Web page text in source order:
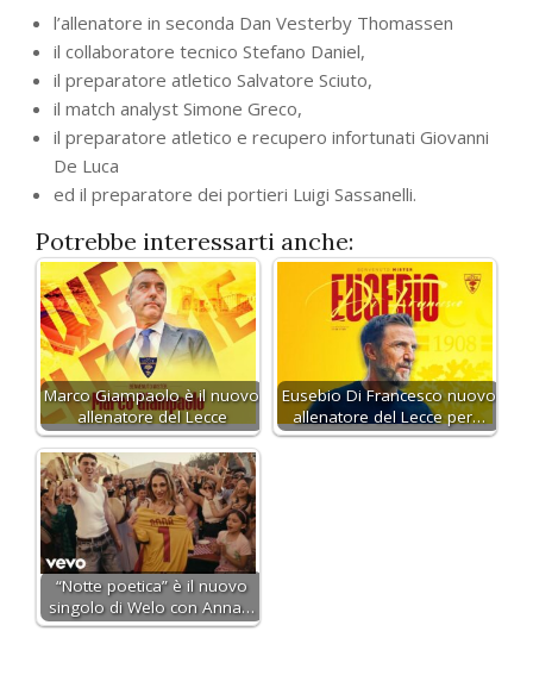
l’allenatore in seconda Dan Vesterby Thomassen
il collaboratore tecnico Stefano Daniel,
il preparatore atletico Salvatore Sciuto,
il match analyst Simone Greco,
il preparatore atletico e recupero infortunati Giovanni
De Luca
ed il preparatore dei portieri Luigi Sassanelli.
Potrebbe interessarti anche:
Marco Giampaolo è il nuovo
allenatore del Lecce
Eusebio Di Francesco nuovo
allenatore del Lecce per…
“Notte poetica” è il nuovo
singolo di Welo con Anna…